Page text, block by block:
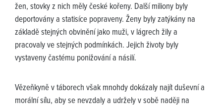
žen, stovky z nich měly české kořeny. Další miliony byly
deportovány a statisíce popraveny. Ženy byly zatýkány na
základě stejných obvinění jako muži, v lágrech žily a
pracovaly ve stejných podmínkách. Jejich životy byly
vystaveny častému ponižování a násilí.
Vězeňkyně v táborech však mnohdy dokázaly najít duševní a
morální sílu, aby se nevzdaly a udržely v sobě naději na